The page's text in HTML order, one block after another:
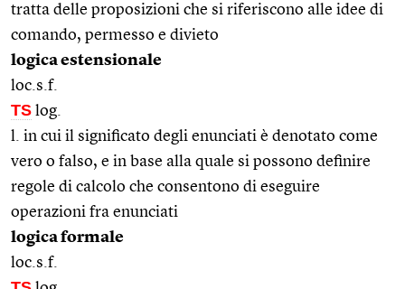
tratta delle proposizioni che si riferiscono alle idee di
comando, permesso e divieto
logica estensionale
loc.s.f.
TS log.
l. in cui il significato degli enunciati è denotato come
vero o falso, e in base alla quale si possono definire
regole di calcolo che consentono di eseguire
operazioni fra enunciati
logica formale
loc.s.f.